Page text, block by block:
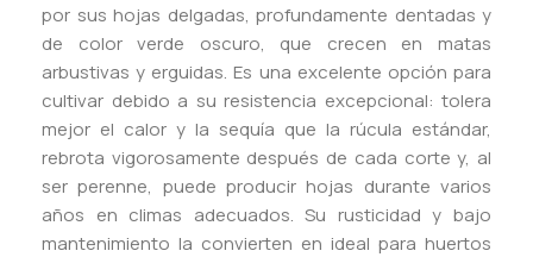
por sus hojas delgadas, profundamente dentadas y
de color verde oscuro, que crecen en matas
arbustivas y erguidas. Es una excelente opción para
cultivar debido a su resistencia excepcional: tolera
mejor el calor y la sequía que la rúcula estándar,
rebrota vigorosamente después de cada corte y, al
ser perenne, puede producir hojas durante varios
años en climas adecuados. Su rusticidad y bajo
mantenimiento la convierten en ideal para huertos